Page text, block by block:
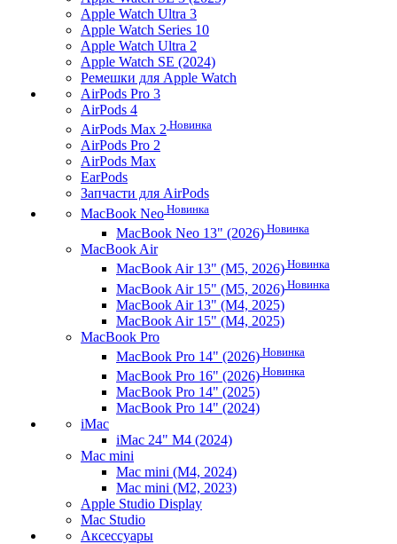
Apple Watch Ultra 3
Apple Watch Series 10
Apple Watch Ultra 2
Apple Watch SE (2024)
Ремешки для Apple Watch
AirPods Pro 3
AirPods 4
AirPods Max 2 Новинка
AirPods Pro 2
AirPods Max
EarPods
Запчасти для AirPods
MacBook Neo Новинка
MacBook Neo 13" (2026) Новинка
MacBook Air
MacBook Air 13" (M5, 2026) Новинка
MacBook Air 15" (M5, 2026) Новинка
MacBook Air 13" (M4, 2025)
MacBook Air 15" (M4, 2025)
MacBook Pro
MacBook Pro 14" (2026) Новинка
MacBook Pro 16" (2026) Новинка
MacBook Pro 14" (2025)
MacBook Pro 14" (2024)
iMac
iMac 24" M4 (2024)
Mac mini
Mac mini (M4, 2024)
Mac mini (M2, 2023)
Apple Studio Display
Mac Studio
Аксессуары